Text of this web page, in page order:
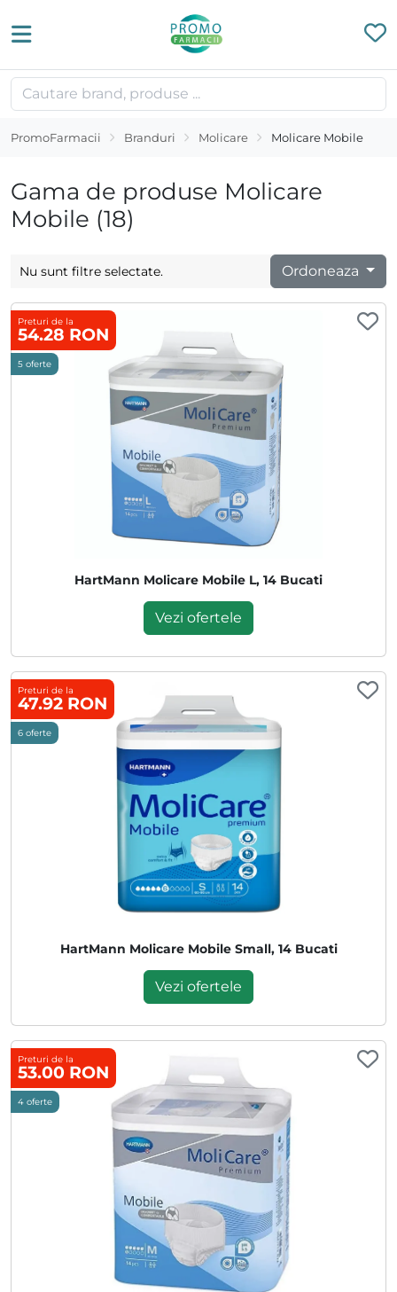
PromoFarmacii Branduri Molicare Molicare Mobile
Gama de produse Molicare
Mobile (18)
Nu sunt filtre selectate. Ordoneaza
HartMann Molicare Mobile L, 14 Bucati
Preturi de la
54.28 RON
5 oferte
Vezi ofertele
HartMann Molicare Mobile Small, 14 Bucati
Preturi de la
47.92 RON
6 oferte
Vezi ofertele
Preturi de la
53.00 RON
4 oferte